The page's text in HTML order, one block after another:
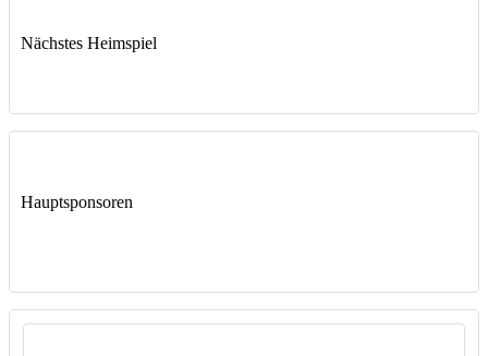
Nächstes Heimspiel
Hauptsponsoren